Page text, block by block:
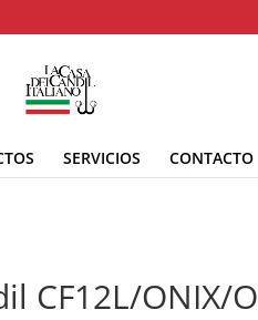
SERVICIOS CONTACTO
CF12L/ONIX/O